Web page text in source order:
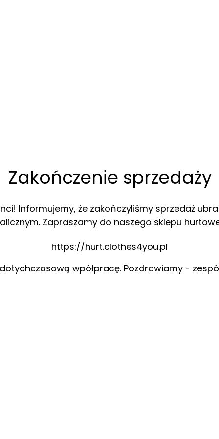
Zakończenie sprzedaży
Informujemy, że zakończyliśmy sprzedaż
Zapraszamy do naszego sklepu
https://hurt.clothes4you.pl
wpółpracę. Pozdrawiamy -